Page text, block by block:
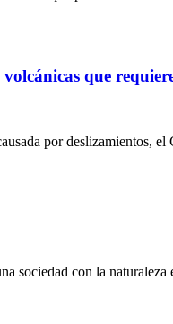
que
por deslizamientos,
sociedad con la naturaleza